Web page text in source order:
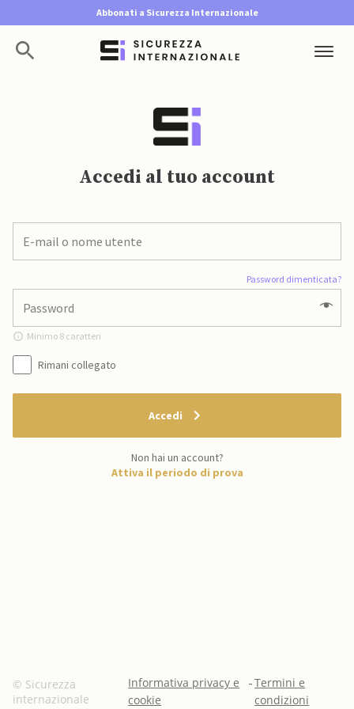
Abbonati a Sicurezza Internazionale
Accedi al tuo account
Password dimenticata?
Minimo 8 caratteri
Rimani collegato
Accedi
Non hai un account?
Attiva il periodo di prova
© Sicurezza
internazionale
Informativa privacy e
cookie
-Termini e
condizioni